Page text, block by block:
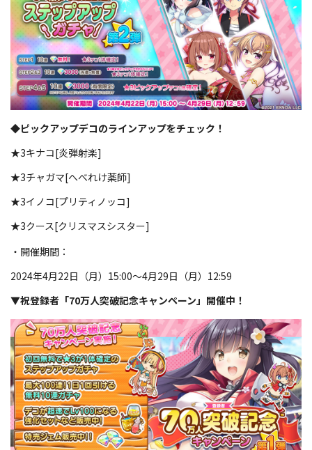
◆ピックアップデコのラインアップをチェック！
★3キナコ[炎弾射楽]
★3チャガマ[へべれけ薬師]
★3イノコ[プリティノッコ]
★3クース[クリスマスシスター]
・開催期間：
2024年4月22日（月）15:00～4月29日（月）12:59
▼祝登録者「70万人突破記念キャンペーン」開催中！